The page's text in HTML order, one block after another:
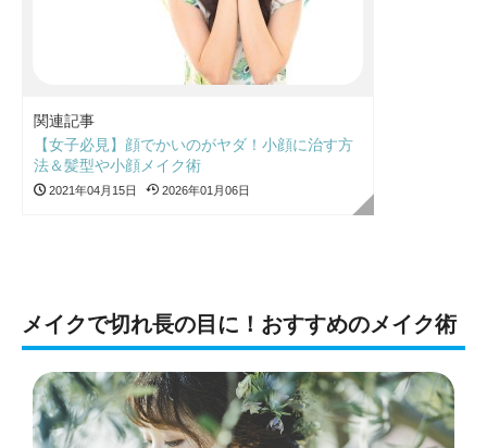
関連記事
【女子必見】顔でかいのがヤダ！小顔に治す方
法＆髪型や小顔メイク術
2021年04月15日 2026年01月06日
メイクで切れ長の目に！おすすめのメイク術